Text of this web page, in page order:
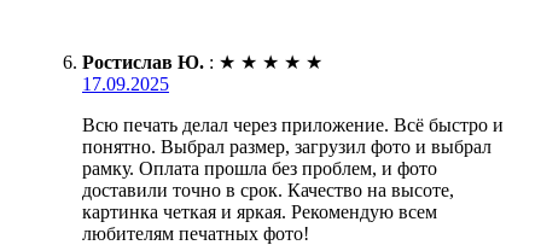
Ростислав Ю. : ★ ★ ★ ★ ★
17.09.2025
Всю печать делал через приложение. Всё быстро и
понятно. Выбрал размер, загрузил фото и выбрал
рамку. Оплата прошла без проблем, и фото
доставили точно в срок. Качество на высоте,
картинка четкая и яркая. Рекомендую всем
любителям печатных фото!